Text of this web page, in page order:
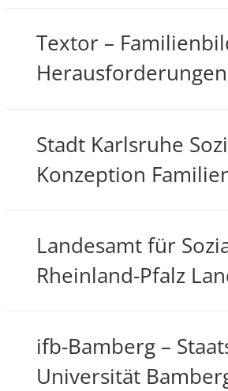
Textor –
Stadt Karlsruhe
Konzeption
Landesamt für
Rheinland-Pfalz
ifb-Bamberg –
Universität